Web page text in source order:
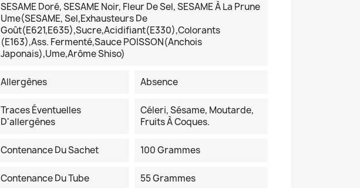
SESAME Doré, SESAME Noir, Fleur De Sel, SESAME À La Prune
Ume(SESAME, Sel,exhausteurs De
Goût(E621,E635),sucre,acidifiant(E330),colorants
(E163),ass. Fermenté,sauce POISSON(anchois
Japonais),ume,arôme Shiso)
Allergènes Absence
Traces Éventuelles
D'allergènes
Céleri, Sésame, Moutarde,
Fruits À Coques.
Contenance Du Sachet 100 Grammes
Contenance Du Tube 55 Grammes